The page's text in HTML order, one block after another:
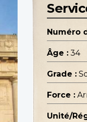
Numéro
Âge : 34
Grade :
Force :
Unité/